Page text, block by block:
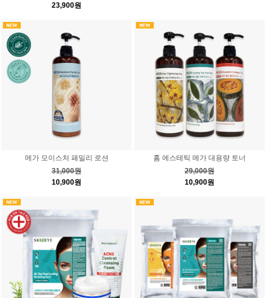
23,900원
메가 모이스처 패밀리 로션
31,000원
10,900원
홈 에스테틱 메가 대용량 토너
29,000원
10,900원